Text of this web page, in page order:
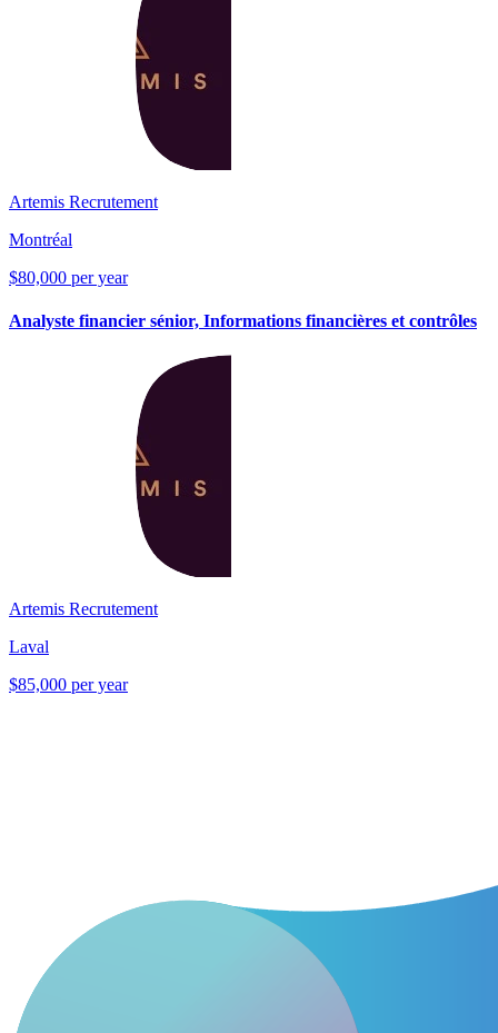
Artemis Recrutement
Montréal
$80,000 per year
Analyste financier sénior, Informations financières et contrôles
Artemis Recrutement
Laval
$85,000 per year